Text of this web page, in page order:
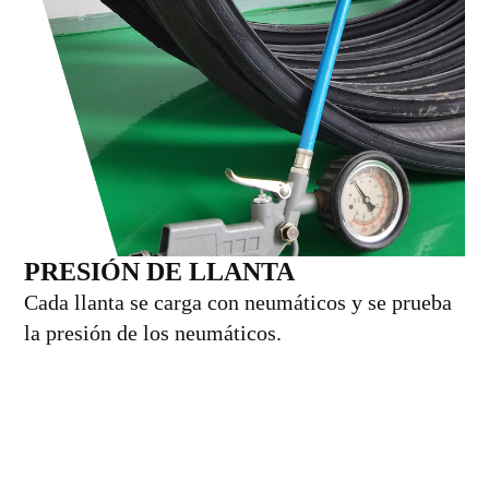
PRESIÓN DE LLANTA
Cada llanta se carga con neumáticos y se prueba
la presión de los neumáticos.